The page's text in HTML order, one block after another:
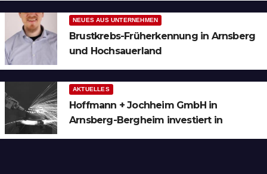
NEUES AUS UNTERNEHMEN
Brustkrebs-Früherkennung in Arnsberg
und Hochsauerland
AKTUELLES
Hoffmann + Jochheim GmbH in
Arnsberg-Bergheim investiert in